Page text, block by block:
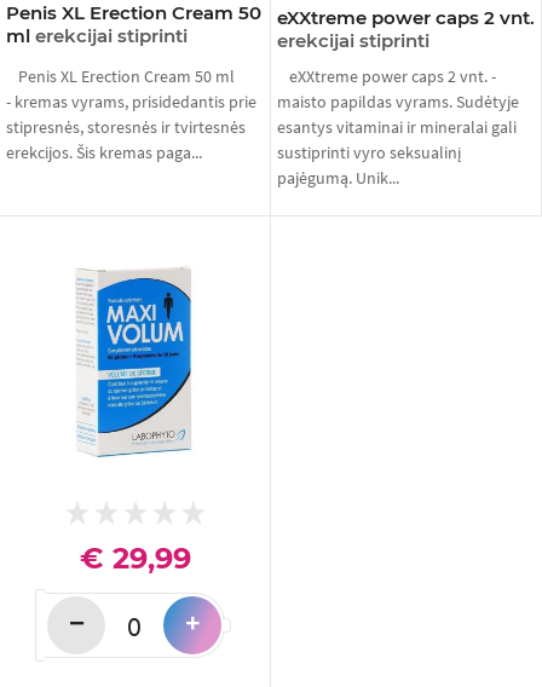
Penis XL Erection Cream 50
ml erekcijai stiprinti
Penis XL Erection Cream 50 ml
- kremas vyrams, prisidedantis prie
stipresnės, storesnės ir tvirtesnės
erekcijos. Šis kremas paga...
eXXtreme power caps 2 vnt.
erekcijai stiprinti
eXXtreme power caps 2 vnt. -
maisto papildas vyrams. Sudėtyje
esantys vitaminai ir mineralai gali
sustiprinti vyro seksualinį
pajėgumą. Unik...
€ 29,99
− +